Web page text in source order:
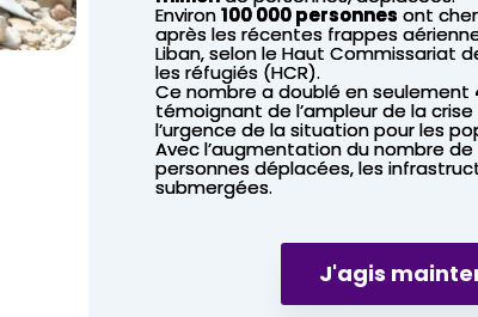
Environ100 000 personnes ont
après les récentes frappes
Liban, selon le Haut Commissariat
les réfugiés (HCR).
Ce nombre a doublé en seulement
témoignant de l’ampleur de la
l’urgence de la situation pour les
Avec l’augmentation du nombre
personnes déplacées, les
submergées.
J'agis